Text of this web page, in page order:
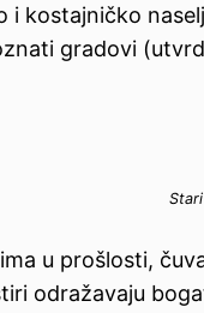
kostajničko
gradovi
u prošlosti,
odražavaju